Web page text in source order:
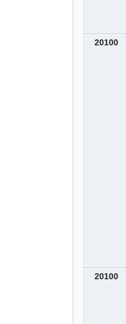
20100
20100